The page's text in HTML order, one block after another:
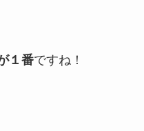
１番ですね！